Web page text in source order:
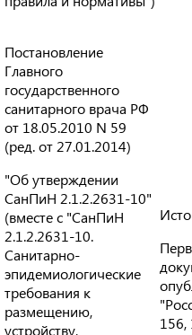
Постановление
Главного
государственного
санитарного врача РФ
от 18.05.2010 N 59
(ред. от 27.01.2014)
"Об утверждении
СанПиН 2.1.2.2631-10"
(вместе с "СанПиН
2.1.2.2631-10.
Санитарно-
эпидемиологические
требования к
размещению,
устройству,
156,